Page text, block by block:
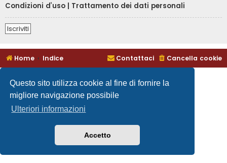
Questo sito utilizza cookie al fine di fornire la
migliore navigazione possibile
Ulteriori informazioni
Accetto
Condizioni d’uso | Trattamento dei dati personali
Iscriviti
Home Indice Cancella cookie
Contattaci